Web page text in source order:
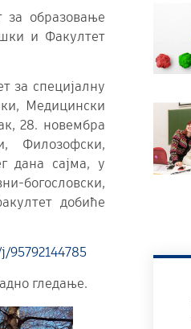
образовање
и Факултет
за специјалну
Медицински
28. новембра
Филозофски,
дана сајма, у
добиће
гледање.